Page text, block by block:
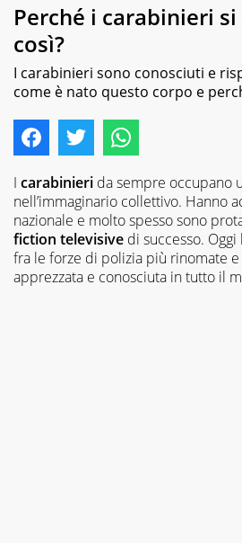
Perché i carabinieri
così?
I carabinieri sono conosciuti e
come è nato questo corpo e
I carabinieri da sempre occupano
nell’immaginario collettivo. Hanno
nazionale e molto spesso sono
fiction televisive di successo.
fra le forze di polizia più rinomate e
apprezzata e conosciuta in tutto il